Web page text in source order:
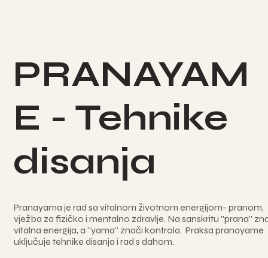
PRANAYAM
E - Tehnike
disanja
Pranayama je rad sa vitalnom životnom energijom- pranom,
vježba za fizičko i mentalno zdravlje. Na sanskritu ''prana''
vitalna energija, a ''yama'' znači kontrola. Praksa pranayame
uključuje tehnike disanja i rad s dahom.